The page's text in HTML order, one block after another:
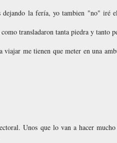
la fería, yo tambien "no" iré
transladaron tanta piedra y tanto
me tienen que meter en una
Unos que lo van a hacer